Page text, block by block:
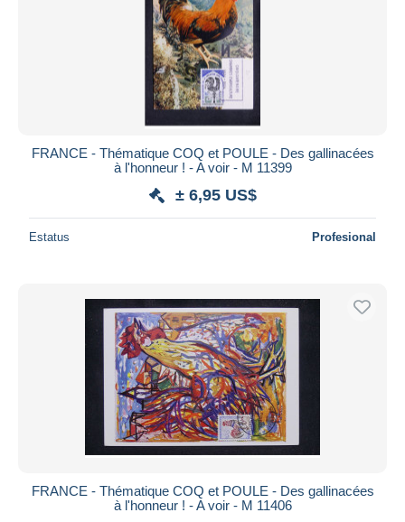
FRANCE - Thématique COQ et POULE - Des gallinacées
à l'honneur ! - A voir - M 11399
± 6,95 US$
Estatus Profesional
FRANCE - Thématique COQ et POULE - Des gallinacées
à l'honneur ! - A voir - M 11406